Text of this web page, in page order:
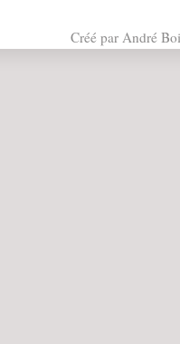
Créé par André